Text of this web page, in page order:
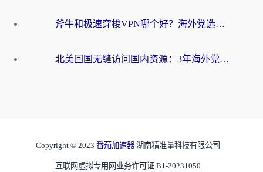
斧牛和极速穿梭VPN哪个好？海外党选回国加速器必看的真实对比与避坑指南
北美回国无缝访问国内资源：3年海外党亲测的加速器选择指南
Copyright © 2023 番茄加速器 湖南精准量科技有限公司
互联网虚拟专用网业务许可证 B1-20231050